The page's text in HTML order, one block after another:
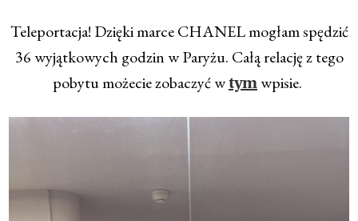
Teleportacja! Dzięki marce CHANEL mogłam spędzić
36 wyjątkowych godzin w Paryżu. Całą relację z tego
pobytu możecie zobaczyć w tym wpisie.